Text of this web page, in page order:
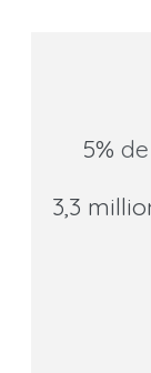
5%
3,3